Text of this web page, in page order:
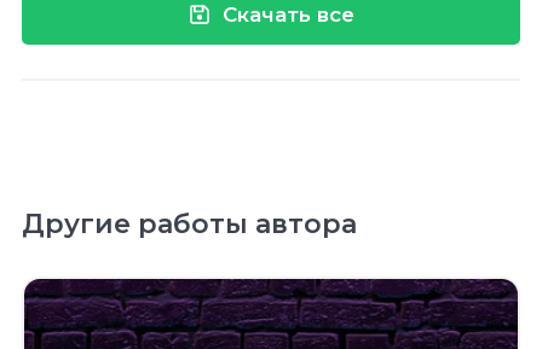
Скачать все
Другие работы автора